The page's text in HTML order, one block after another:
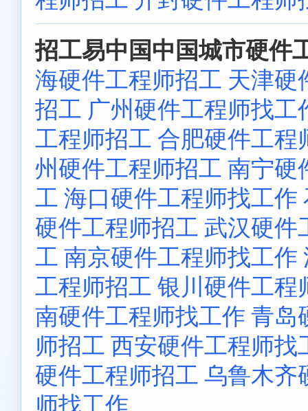
招工易中国中国城市硬件
海硬件工程师招工 天津硬
招工 广州硬件工程师找工
工程师招工 合肥硬件工程
州硬件工程师招工 南宁硬
工 海口硬件工程师找工作
硬件工程师招工 武汉硬件
工 南京硬件工程师找工作
工程师招工 银川硬件工程
南硬件工程师找工作 青岛
师招工 西安硬件工程师找
硬件工程师招工 乌鲁木齐
师找工作